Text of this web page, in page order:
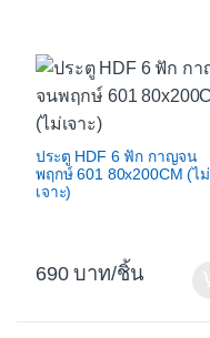
ประตู HDF 6 ฟัก กาญจน
พฤกษ์ 601 80x200CM (ไม่
เจาะ)
690 /ชิ้น